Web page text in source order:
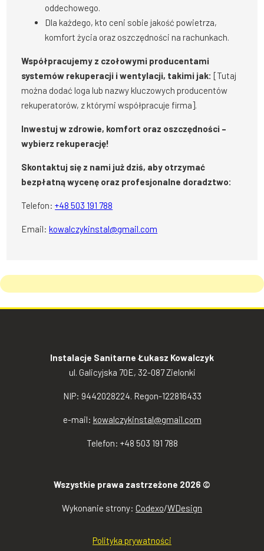
oddechowego.
Dla każdego, kto ceni sobie jakość powietrza,
komfort życia oraz oszczędności na rachunkach.
Współpracujemy z czołowymi producentami
systemów rekuperacji i wentylacji, takimi jak: [Tutaj
można dodać loga lub nazwy kluczowych producentów
rekuperatorów, z którymi współpracuje firma].
Inwestuj w zdrowie, komfort oraz oszczędności –
wybierz rekuperację!
Skontaktuj się z nami już dziś, aby otrzymać
bezpłatną wycenę oraz profesjonalne doradztwo:
Telefon:+48 503 191 788
Email:kowalczykinstal@gmail.com
Instalacje Sanitarne Łukasz Kowalczyk
ul. Galicyjska 70E, 32-087 Zielonki
NIP: 9442028224. Regon-122816433
e-mail: kowalczykinstal@gmail.com
Telefon: +48 503 191 788
Wszystkie prawa zastrzeżone 2026 ©
Wykonanie strony: Codexo/WDesign
Polityka prywatności